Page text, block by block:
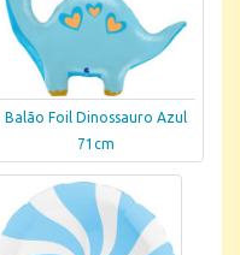
Balão Foil Dinossauro Azul
71cm